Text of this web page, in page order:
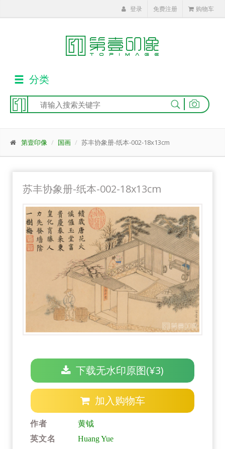
登录 免费注册 购物车
分类
|
第壹印像 国画 苏丰协象册-纸本-002-18x13cm
苏丰协象册-纸本-002-18x13cm
下载无水印原图(¥3)
加入购物车
作者
黄钺
英文名
Huang Yue